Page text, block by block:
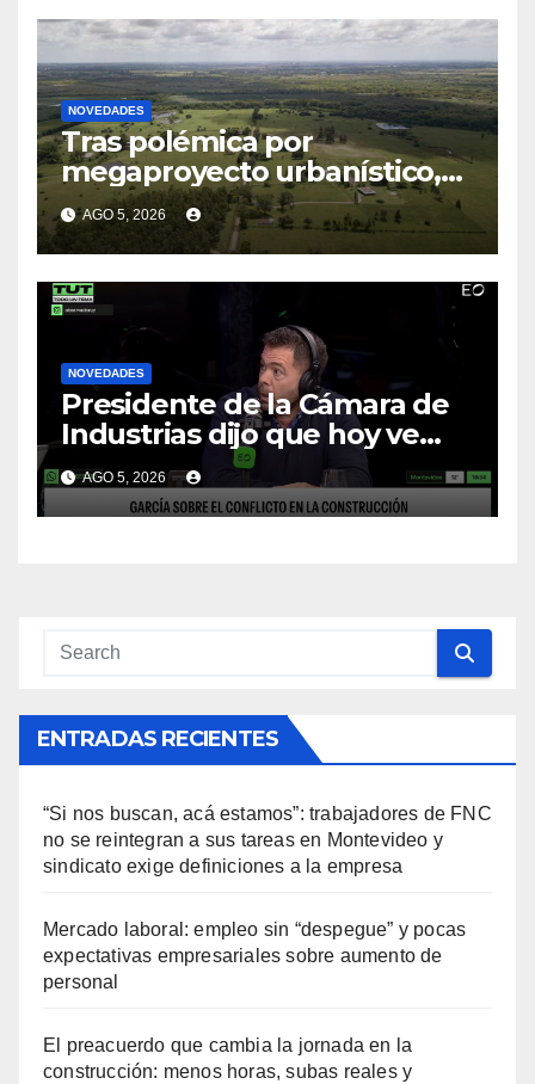
colega
NOVEDADES
Tras polémica por
megaproyecto urbanístico,
Ambiente emitirá decreto
para incluir a los Bañados de
Carrasco entre humedales
protegidos
AGO 5, 2026
NOVEDADES
Presidente de la Cámara de
Industrias dijo que hoy ve
“inviable” la reducción de la
jornada laboral en el sector
AGO 5, 2026
ENTRADAS RECIENTES
“Si nos buscan, acá estamos”: trabajadores de FNC
no se reintegran a sus tareas en Montevideo y
sindicato exige definiciones a la empresa
Mercado laboral: empleo sin “despegue” y pocas
expectativas empresariales sobre aumento de
personal
El preacuerdo que cambia la jornada en la
construcción: menos horas, subas reales y